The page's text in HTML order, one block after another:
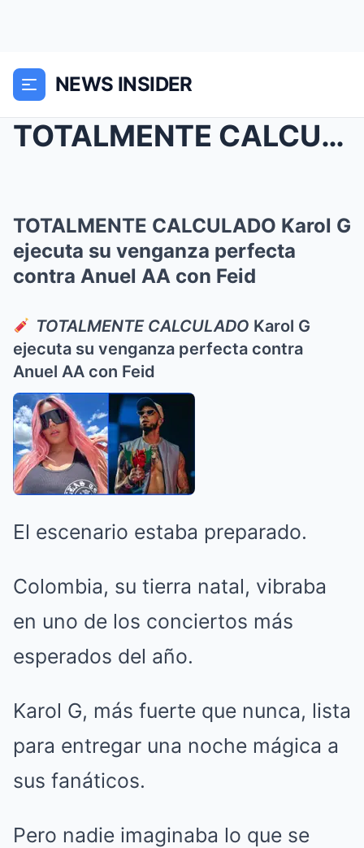
NEWS INSIDER
TOTALMENTE CALCULADO Karol G ejecuta su venganza p...
TOTALMENTE CALCULADO Karol G
ejecuta su venganza perfecta
contra Anuel AA con Feid
TOTALMENTE CALCULADO Karol G
ejecuta su venganza perfecta contra
Anuel AA con Feid
El escenario estaba preparado.
Colombia, su tierra natal, vibraba
en uno de los conciertos más
esperados del año.
Karol G, más fuerte que nunca, lista
para entregar una noche mágica a
sus fanáticos.
Pero nadie imaginaba lo que se